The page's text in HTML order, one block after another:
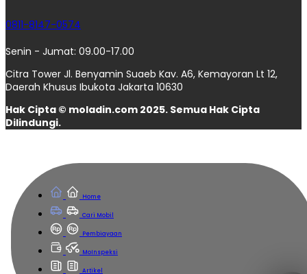
Home
Cari Mobil
Pembiayaan
MoInspeksi
Artikel
0811-8147-0574
Senin - Jumat: 09.00-17.00
Citra Tower Jl. Benyamin Suaeb Kav. A6, Kemayoran Lt 12,
Daerah Khusus Ibukota Jakarta 10630
Hak Cipta © moladin.com 2025. Semua Hak Cipta
Dilindungi.